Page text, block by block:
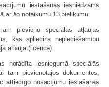
iestāšanās iesniedzams
ar šo noteikumu 13.pielikumu.
pievieno speciālās atļaujas
kas apliecina nepieciešamību
atļaujā (licencē).
norādīta iesniegumā speciālās
tam pievienotajos dokumentos,
attiecīgo nosacījumu iestāšanās